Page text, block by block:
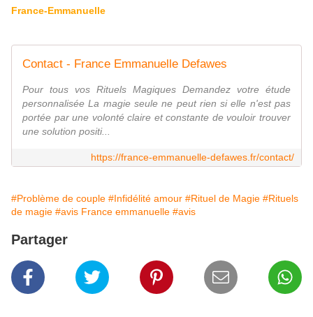
France-Emmanuelle
Contact - France Emmanuelle Defawes
Pour tous vos Rituels Magiques Demandez votre étude
personnalisée La magie seule ne peut rien si elle n'est pas
portée par une volonté claire et constante de vouloir trouver
une solution positi...
https://france-emmanuelle-defawes.fr/contact/
#Problème de couple #Infidélité amour #Rituel de Magie #Rituels
de magie #avis France emmanuelle #avis
Partager